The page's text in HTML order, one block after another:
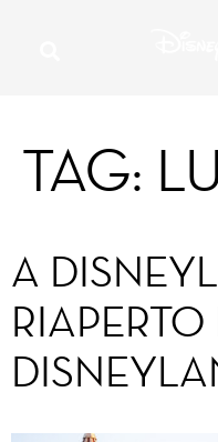
TAG:
A
RIAPERTO